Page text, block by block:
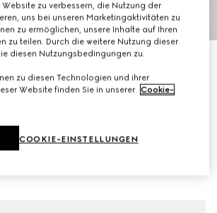
Leder
zu verbessern, die Nutzung der
uns bei unseren Marketingaktivitäten zu
zu ermöglichen, unsere Inhalte auf Ihren
zu teilen. Durch die weitere Nutzung dieser
diesen Nutzungsbedingungen zu.
zu diesen Technologien und ihrer
Website finden Sie in unserer Cookie-
COOKIE-EINSTELLUNGEN